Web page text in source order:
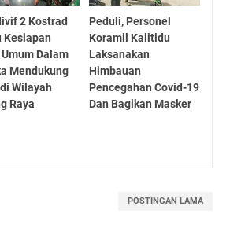
2 Kostrad
Kesiapan
Dalam
Mendukung
Wilayah
Raya
Peduli, Personel
Koramil Kalitidu
Laksanakan
Himbauan
Pencegahan Covid-19
Dan Bagikan Masker
POSTINGAN LAMA